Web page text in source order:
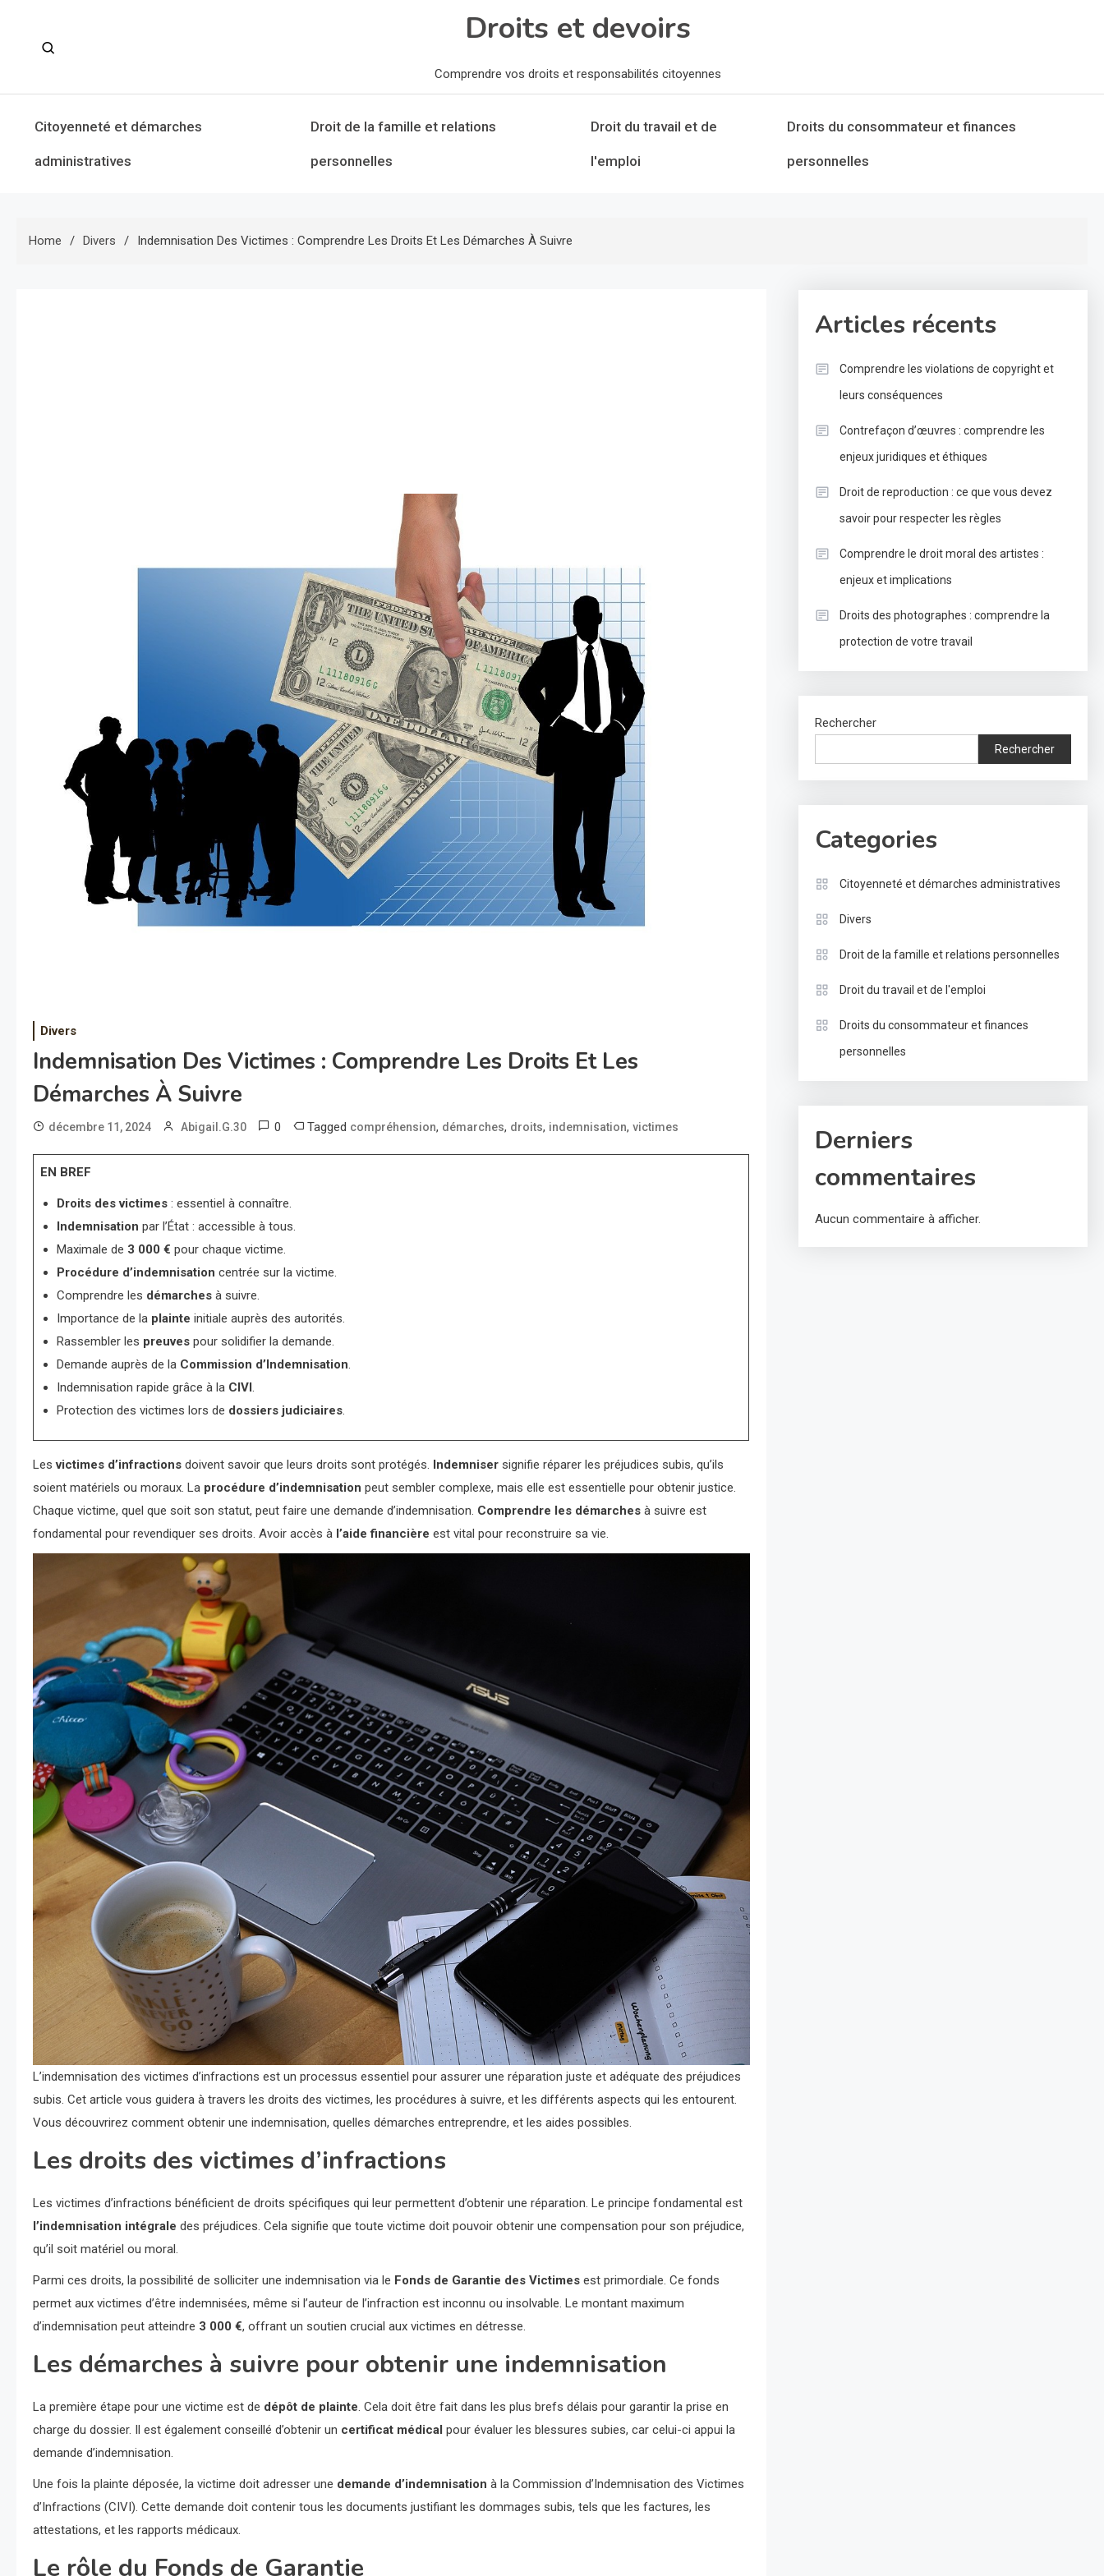
Droits et devoirs
Comprendre vos droits et responsabilités citoyennes
Citoyenneté et démarches
administratives
Droit de la famille et relations
personnelles
Droit du travail et de
l'emploi
Droits du consommateur et finances
personnelles
Home Divers Indemnisation Des Victimes : Comprendre Les Droits Et Les Démarches À Suivre
Divers
Indemnisation Des Victimes : Comprendre Les Droits Et Les
Démarches À Suivre
décembre 11, 2024 Abigail.G.30 0 Tagged compréhension, démarches, droits, indemnisation, victimes
EN BREF
Droits des victimes: essentiel à connaître.
Indemnisation par l’État : accessible à tous.
Maximale de 3 000 € pour chaque victime.
Procédure d’indemnisation centrée sur la victime.
Comprendre les démarchesà suivre.
Importance de la plainte initiale auprès des autorités.
Rassembler les preuvespour solidifier la demande.
Demande auprès de la Commission d’Indemnisation.
Indemnisation rapide grâce à la CIVI.
Protection des victimes lors de dossiers judiciaires.
Lesvictimes d’infractions doivent savoir que leurs droits sont protégés. Indemniser signifie réparer les préjudices subis, qu’ils
soient matériels ou moraux. La procédure d’indemnisation peut sembler complexe, mais elle est essentielle pour obtenir justice.
Chaque victime, quel que soit son statut, peut faire une demande d’indemnisation. Comprendre les démarches à suivre est
fondamental pour revendiquer ses droits. Avoir accès à l’aide financière est vital pour reconstruire sa vie.
L’indemnisation des victimes d’infractions est un processus essentiel pour assurer une réparation juste et adéquate des préjudices
subis. Cet article vous guidera à travers les droits des victimes, les procédures à suivre, et les différents aspects qui les entourent.
Vous découvrirez comment obtenir une indemnisation, quelles démarches entreprendre, et les aides possibles.
Les droits des victimes d’infractions
Les victimes d’infractions bénéficient de droits spécifiques qui leur permettent d’obtenir une réparation. Le principe fondamental est
l’indemnisation intégrale des préjudices. Cela signifie que toute victime doit pouvoir obtenir une compensation pour son préjudice,
qu’il soit matériel ou moral.
Parmi ces droits, la possibilité de solliciter une indemnisation via le Fonds de Garantie des Victimes est primordiale. Ce fonds
permet aux victimes d’être indemnisées, même si l’auteur de l’infraction est inconnu ou insolvable. Le montant maximum
d’indemnisation peut atteindre 3 000 €, offrant un soutien crucial aux victimes en détresse.
Les démarches à suivre pour obtenir une indemnisation
La première étape pour une victime est de dépôt de plainte. Cela doit être fait dans les plus brefs délais pour garantir la prise en
charge du dossier. Il est également conseillé d’obtenir un certificat médical pour évaluer les blessures subies, car celui-ci appui la
demande d’indemnisation.
Une fois la plainte déposée, la victime doit adresser une demande d’indemnisation à la Commission d’Indemnisation des Victimes
d’Infractions (CIVI). Cette demande doit contenir tous les documents justifiant les dommages subis, tels que les factures, les
attestations, et les rapports médicaux.
Le rôle du Fonds de Garantie
Articles récents
Comprendre les violations de copyright et
leurs conséquences
Contrefaçon d’œuvres : comprendre les
enjeux juridiques et éthiques
Droit de reproduction : ce que vous devez
savoir pour respecter les règles
Comprendre le droit moral des artistes :
enjeux et implications
Droits des photographes : comprendre la
protection de votre travail
Rechercher
Rechercher
Categories
Citoyenneté et démarches administratives
Divers
Droit de la famille et relations personnelles
Droit du travail et de l'emploi
Droits du consommateur et finances
personnelles
Derniers
commentaires
Aucun commentaire à afficher.